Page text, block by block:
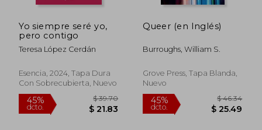
dcto. $ 16.40 dcto. $
Yo siempre seré yo,
pero contigo
Teresa López Cerdán
Esencia, 2024, Tapa Dura
Con Sobrecubierta, Nuevo
Queer (en Inglés)
Burroughs, William S.
Grove Press, Tapa Blanda,
Nuevo